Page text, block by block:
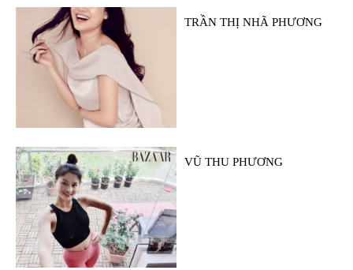
TRẦN THỊ NHÃ PHƯƠNG
VŨ THU PHƯƠNG